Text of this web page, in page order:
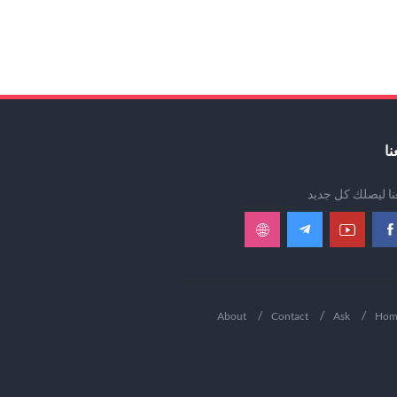
ليصلك كل جديد
Ask
Contact
About